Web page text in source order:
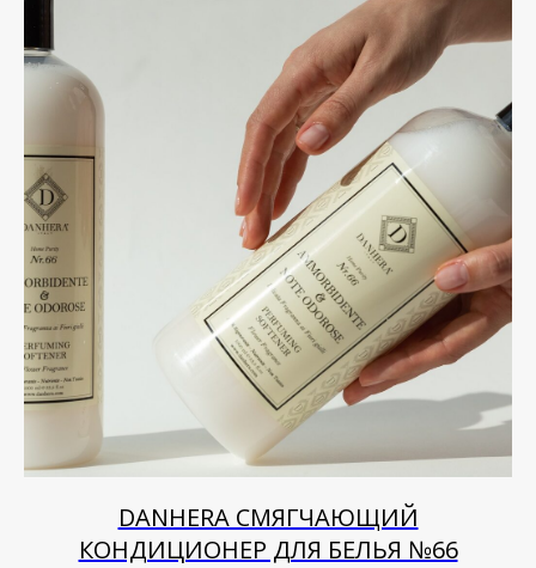
DANHERA СМЯГЧАЮЩИЙ
КОНДИЦИОНЕР ДЛЯ БЕЛЬЯ №66